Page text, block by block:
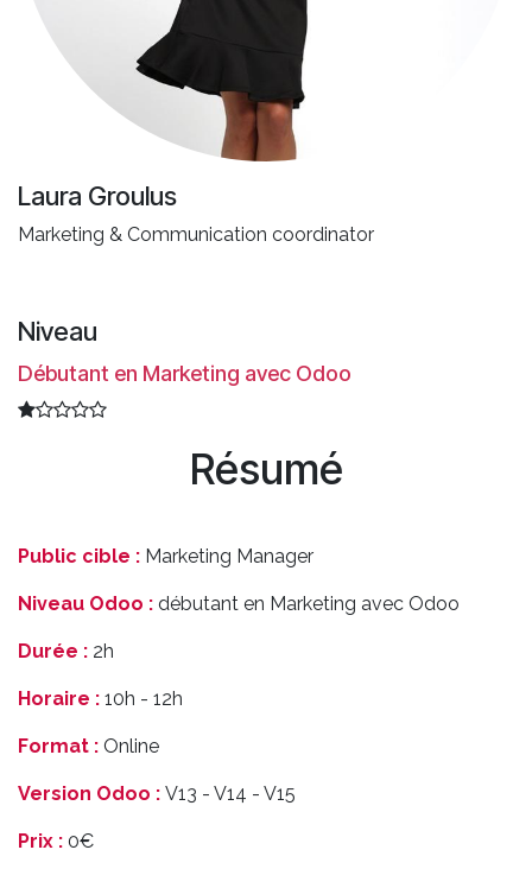
Laura Groulus
Marketing & Communication coordinator
Niveau
Débutant en Marketing avec Odoo
Résumé
Public cible : Marketing Manager
Niveau Odoo : débutant en Marketing avec Odoo
Durée : 2h
Horaire : 10h - 12h
Format : Online
Version Odoo : V13 - V14 - V15
Prix : 0€